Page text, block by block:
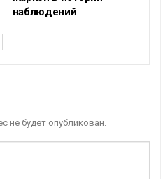
наблюдений
не будет опубликован.